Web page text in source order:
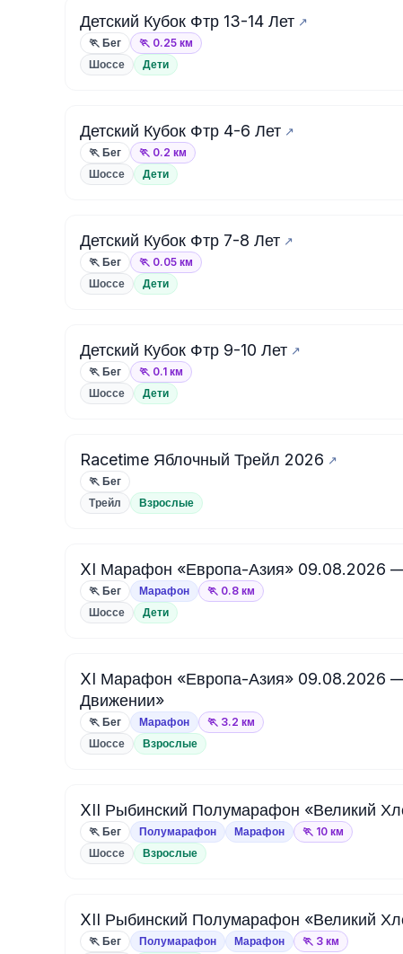
Детский Кубок Фтр 13-14 Лет
🏃 Бег 🏃 0.25 км
Шоссе Дети
Детский Кубок Фтр 4-6 Лет
🏃 Бег 🏃 0.2 км
Шоссе Дети
Детский Кубок Фтр 7-8 Лет
🏃 Бег 🏃 0.05 км
Шоссе Дети
Детский Кубок Фтр 9-10 Лет
🏃 Бег 🏃 0.1 км
Шоссе Дети
Racetime Яблочный Трейл 2026
🏃 Бег
Трейл Взрослые
XI Марафон «Европа-Азия» 09.08.2026
🏃 Бег Марафон 🏃 0.8 км
Шоссе Дети
XI Марафон «Европа-Азия» 09.08.2026
Движении»
🏃 Бег Марафон 🏃 3.2 км
Шоссе Взрослые
XII Рыбинский Полумарафон «Великий
🏃 Бег Полумарафон Марафон 🏃 10 км
Шоссе Взрослые
XII Рыбинский Полумарафон «Великий
🏃 Бег Полумарафон Марафон 🏃 3 км